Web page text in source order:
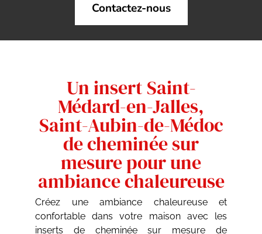
Contactez-nous
Un insert Saint-
Médard-en-Jalles,
Saint-Aubin-de-Médoc
de cheminée sur
mesure pour une
ambiance chaleureuse
Créez une ambiance chaleureuse et
confortable dans votre maison avec les
inserts de cheminée sur mesure de